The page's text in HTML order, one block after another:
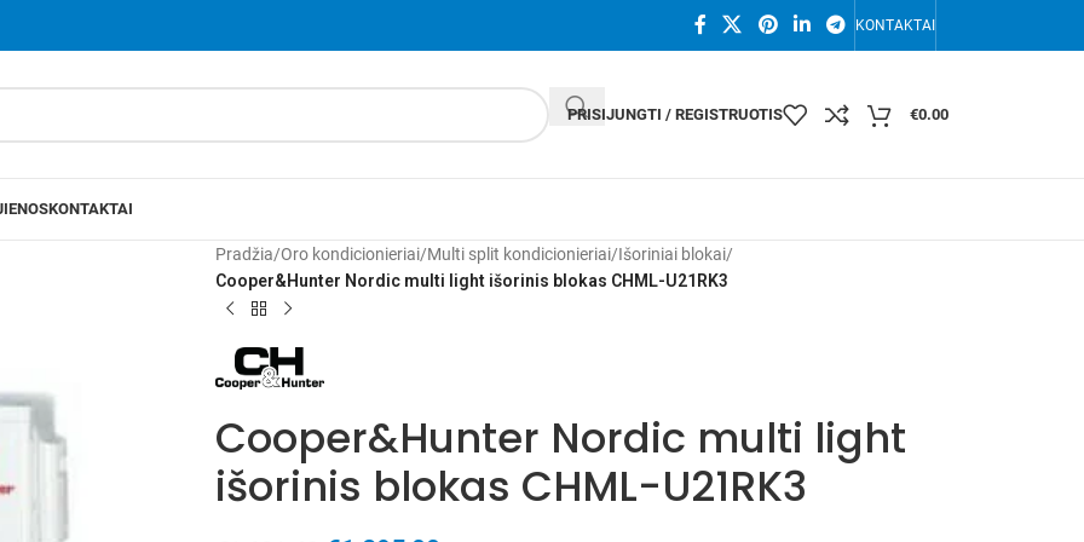
KONTAKTAI
PRISIJUNGTI / REGISTRUOTIS €0.00
KONTAKTAI
Pradžia/Oro kondicionieriai/Multi split kondicionieriai/Išoriniai blokai/
Cooper&Hunter Nordic multi light išorinis blokas CHML-U21RK3
Cooper&Hunter Nordic multi light
išorinis blokas CHML-U21RK3